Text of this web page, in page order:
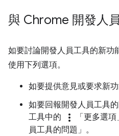
與 Chrome 開發人
如要討論開發人員工具的新功
使用下列選項。
如要提供意見或要求新
如要回報開發人員工具
工具中的
more_vert 「更多選項
員工具的問題」 。